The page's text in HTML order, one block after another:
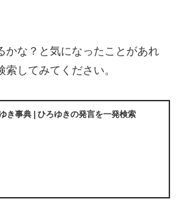
かな？と気になったことがあれ
してみてください。
き事典 | ひろゆきの発言を一発検索